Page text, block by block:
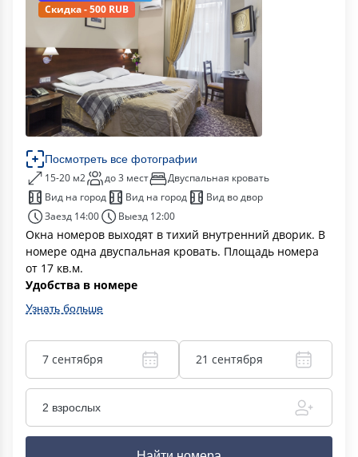
Скидка - 500 RUB
Посмотреть все фотографии
15-20 м2 до 3 мест
Двуспальная кровать
Вид на город
Вид на город
Вид во двор
Заезд 14:00
Выезд 12:00
Окна номеров выходят в тихий внутренний дворик. В
номере одна двуспальная кровать. Площадь номера
от 17 кв.м.
Удобства в номере
Узнать больше
7 сентября 21 сентября
2 взрослых